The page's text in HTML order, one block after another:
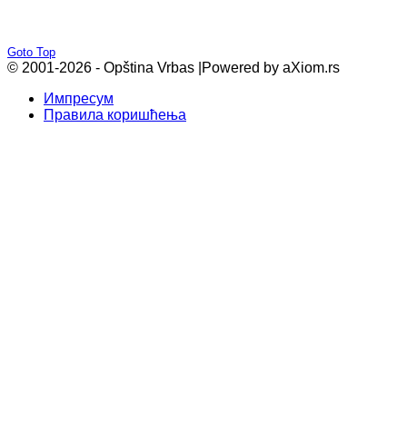
Goto Top
© 2001-2026 - Opština Vrbas | Powered by aXiom.rs
Импресум
Правила коришћења